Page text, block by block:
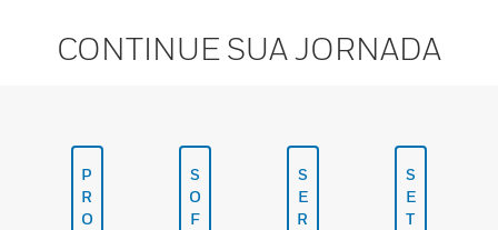
CONTINUE SUA JORNADA
P
R
O
S
O
F
S
E
R
S
E
T